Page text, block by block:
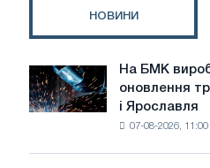
2026
НОВИНИ
На
БМК
виробили
На БМК
оновлення
і Ярославля
07-08-2026, 11:00